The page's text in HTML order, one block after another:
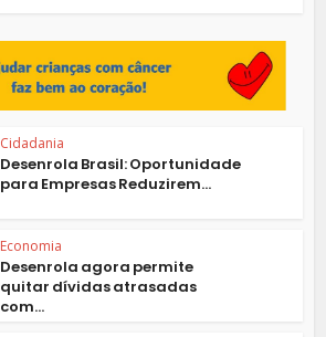
Cidadania
Desenrola Brasil: Oportunidade
para Empresas Reduzirem...
Economia
Desenrola agora permite
quitar dívidas atrasadas
com...